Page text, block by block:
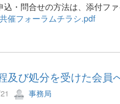
込・問合せの方法は、添付フ
催フォーラムチラシ.pdf
及び処分を受けた会員
事務局